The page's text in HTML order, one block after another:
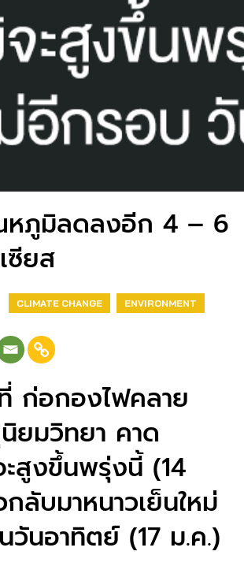
หภูมิลดลงอีก 4 – 6
ซียส
CLIMATE CHANGE ENVIRONMENT
ก่อกองไฟคลาย
ยมวิทยา คาด
สูงขึ้นพรุ่งนี้ (14
ลับมาหนาวเย็นใหม่
วันอาทิตย์ (17 ม.ค.)